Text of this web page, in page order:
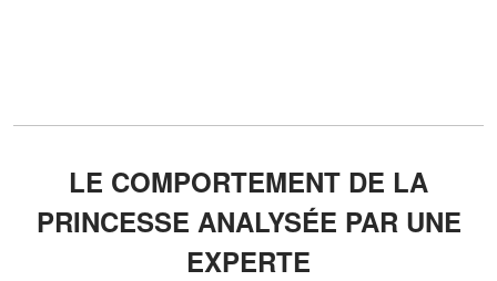
LE COMPORTEMENT DE LA
PRINCESSE ANALYSÉE PAR UNE
EXPERTE